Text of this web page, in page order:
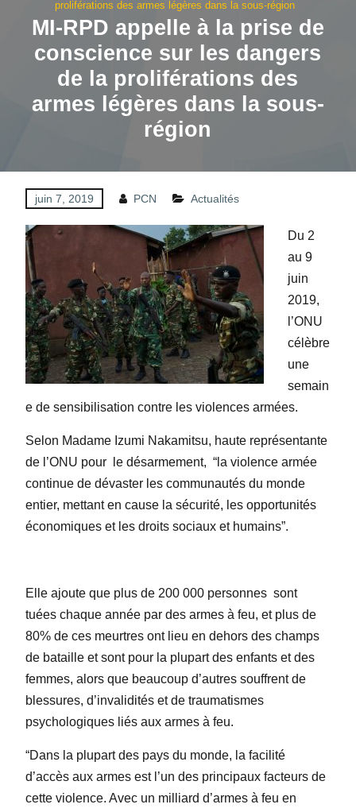
proliférations des armes légères dans la sous-région
MI-RPD appelle à la prise de
conscience sur les dangers
de la proliférations des
armes légères dans la sous-
région
juin 7, 2019 PCN Actualités
Du 2
au 9
juin
2019,
l’ONU
célèbre
une
semain
e de sensibilisation contre les violences armées.
Selon Madame Izumi Nakamitsu, haute représentante
de l’ONU pour
le désarmement, “la violence armée
continue de dévaster les communautés du monde
entier, mettant en cause la sécurité, les opportunités
économiques et les droits sociaux et humains”.
Elle ajoute que plus de 200 000 personnes sont
tuées chaque année par des armes à feu, et plus de
80% de ces meurtres ont lieu en dehors des champs
de bataille et sont pour la plupart des enfants et des
femmes, alors que beaucoup d’autres souffrent de
blessures, d’invalidités et de traumatismes
psychologiques liés aux armes à feu.
“Dans la plupart des pays du monde, la facilité
d’accès aux armes est l’un des principaux facteurs de
cette violence. Avec un milliard d’armes à feu en